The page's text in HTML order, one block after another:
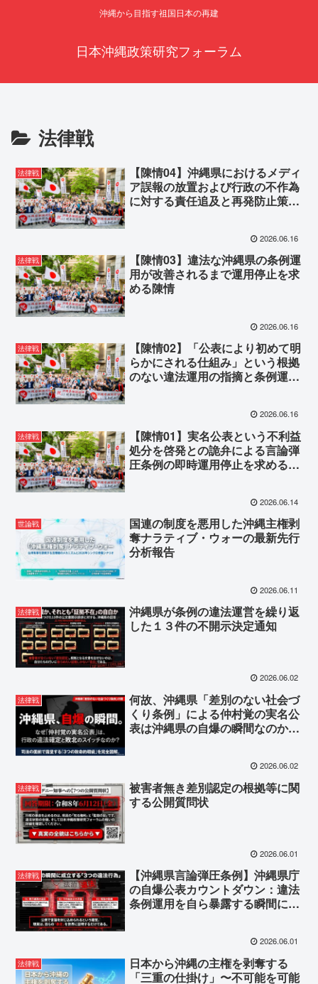
沖縄から目指す祖国日本の再建
日本沖縄政策研究フォーラム
法律戦
法律戦
【陳情04】沖縄県におけるメディ
ア誤報の放置および行政の不作為
に対する責任追及と再発防止策を
2026.06.16
法律戦
【陳情03】違法な沖縄県の条例運
用が改善されるまで運用停止を求
める陳情
2026.06.16
法律戦
【陳情02】「公表により初めて明
らかにされる仕組み」という根拠
のない違法運用の指摘と条例運用
2026.06.16
法律戦
【陳情01】実名公表という不利益
処分を啓発との詭弁による言論弾
圧条例の即時運用停止を求める陳
2026.06.14
世論戦
国連の制度を悪用した沖縄主権剥
奪ナラティブ・ウォーの最新先行
分析報告
2026.06.11
法律戦
沖縄県が条例の違法運営を繰り返
した１３件の不開示決定通知
2026.06.02
法律戦
何故、沖縄県「差別のない社会づ
くり条例」による仲村覚の実名公
表は沖縄県の自爆の瞬間なのか？
2026.06.02
法律戦
被害者無き差別認定の根拠等に関
する公開質問状
2026.06.01
法律戦
【沖縄県言論弾圧条例】沖縄県庁
の自爆公表カウントダウン：違法
条例運用を自ら暴露する瞬間に注
2026.06.01
法律戦
日本から沖縄の主権を剥奪する
「三重の仕掛け」〜不可能を可能